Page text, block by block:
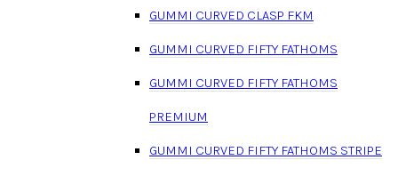
GUMMI CURVED CLASP FKM
GUMMI CURVED FIFTY FATHOMS
GUMMI CURVED FIFTY FATHOMS
PREMIUM
GUMMI CURVED FIFTY FATHOMS STRIPE